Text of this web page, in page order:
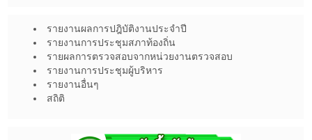
รายงานผลการปฎิบัติงานประจำปี
รายงานการประชุมสภาท้องถิ่น
รายผลการตรวจสอบจากหน่วยงานตรวจสอบ
รายงานการประชุมผู้บริหาร
รายงานอื่นๆ
สถิติ